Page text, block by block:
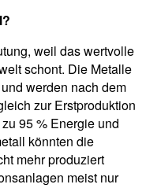
weil das wertvolle
schont. Die Metalle
werden nach dem
zur Erstproduktion
95 % Energie und
könnten die
mehr produziert
meist nur